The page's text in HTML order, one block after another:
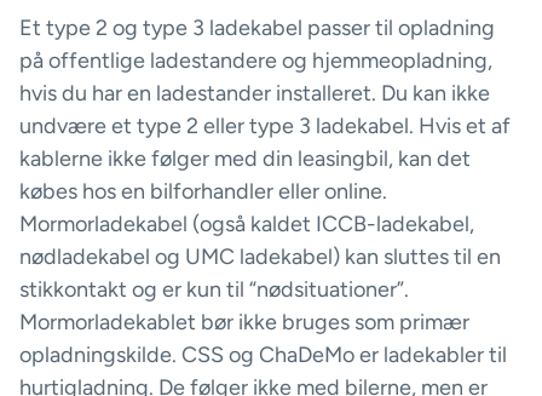
Et type 2 og type 3 ladekabel passer til opladning
på offentlige ladestandere og hjemmeopladning,
hvis du har en ladestander installeret. Du kan ikke
undvære et type 2 eller type 3 ladekabel. Hvis et af
kablerne ikke følger med din leasingbil, kan det
købes hos en bilforhandler eller online.
Mormorladekabel (også kaldet ICCB-ladekabel,
nødladekabel og UMC ladekabel) kan sluttes til en
stikkontakt og er kun til “nødsituationer”.
Mormorladekablet bør ikke bruges som primær
opladningskilde. CSS og ChaDeMo er ladekabler til
hurtigladning. De følger ikke med bilerne, men er